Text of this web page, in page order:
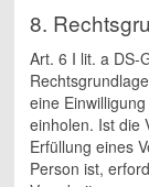
8.
Art. 6 I lit. a DS-
eine
einholen. Ist die
Erfüllung eines
Person ist,